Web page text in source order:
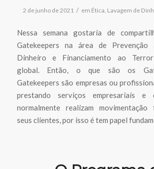
2 de junho de 2021 / em Ética Lavagem de
Nessa semana gostaria de
Gatekeepers na área de Prevenção
Dinheiro e Financiamento ao
global. Então, o que são os
Gatekeepers são empresas ou
prestando serviços empresariais
normalmente realizam movimentação
seus clientes, por isso é tem papel